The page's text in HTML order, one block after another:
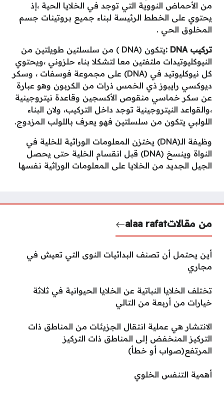
من الأحماض النووية التي توجد في الخلايا الحية ،إذ
يحتوي على الخطط الرئيسة لبناء جميع بروتينات جسم
المخلوق الحي .
تركيب DNA :
يتكون (DNA ) من سلسلتين طويلتين من
النيوكليوتيدات ملتفتين معا لتشكلا بناء حلزوني ،ويحتوي
كل نيوكليوتيد في (DNA) على مجموعة فوسفات ، وسكر
ديوكسي رايبوز ذي الخمس ذرات من الكربون وهو عبارة
عن سكر خماسي منقوص الأكسجين وقاعدة نيتروجينية
،والقواعد النيتروجينية توجد داخل التركيب، ولان البناء
اللولبي يتكون من سلسلتين فهو يعرف باللولب المزدوج.
وظيفة الـ(DNA) يختزن المعلومات الوراثية للخلية في
النواة وينسخ (DNA) قبل انقسام الخلية حتى يحصل
الجيل الجديد من الخلايا على المعلومات الوراثية نفسها
من مقالاتalaa rafat
أين يحتمل أن تصنف البدائيات النوى التي تعيش في
مجاري
تختلف الخلايا النباتية عن الخلايا الحيوانية في ثلاثة
خيارات من أربعة من التالي
الانتشار هي عملية انتقال الجزيئات من المناطق ذات
التركيز المنخفض إلى المناطق ذات التركيز
المرتفع(صواب أو خطأ)
أهمية التنفس الخلوي